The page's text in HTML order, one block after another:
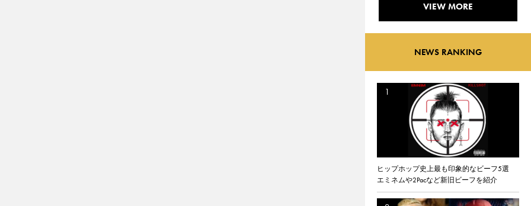
VIEW MORE
NEWS RANKING
ヒップホップ史上最も印象的なビーフ5選
エミネムや2Pacなど新旧ビーフを紹介